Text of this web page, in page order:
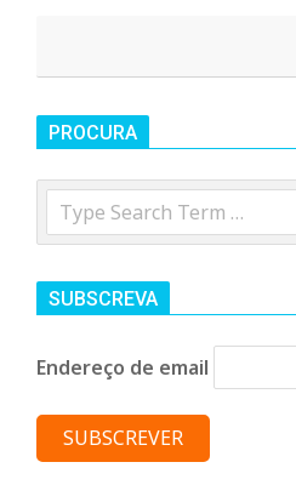
C
o
m
u
n
2022-
26
PROCURA
Search
SUBSCREVA
Endereço de email